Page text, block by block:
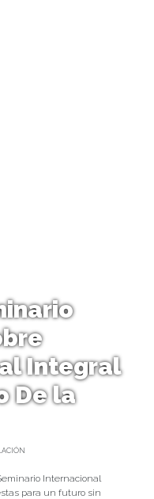
Integral
De la
Internacional
para un futuro sin